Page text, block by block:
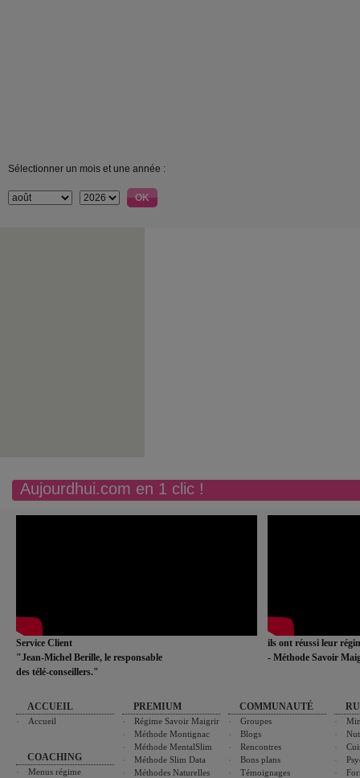
Sélectionner un mois et une année :
Aujourdhui.com en 1 clic !
Service Client
"Jean-Michel Berille, le responsable
des télé-conseillers."
ils ont réussi leur
- Méthode Savoir
ACCUEIL
Accueil
COACHING
Menus régime
PREMIUM
Régime Savoir Maigrir
Méthode Montignac
Méthode MentalSlim
Méthode Slim Data
Méthodes Naturelles
COMMUNAUTÉ
Groupes
Blogs
Rencontres
Bons plans
Témoignages